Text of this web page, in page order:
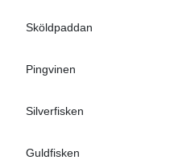
Sköldpaddan
Pingvinen
Silverfisken
Guldfisken